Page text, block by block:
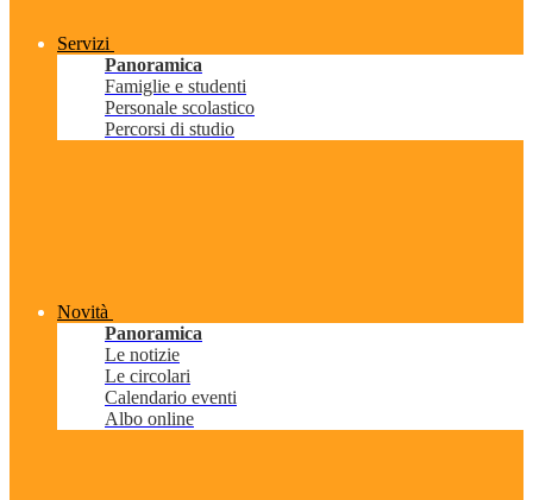
Servizi
Panoramica
Famiglie e studenti
Personale scolastico
Percorsi di studio
Novità
Panoramica
Le notizie
Le circolari
Calendario eventi
Albo online